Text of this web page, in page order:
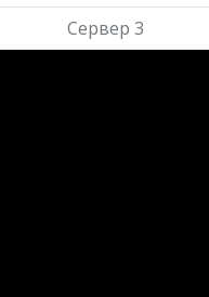
Сервер 3